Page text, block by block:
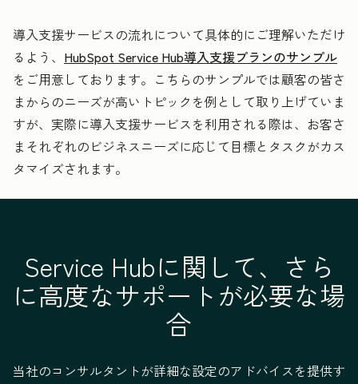
顧客が自分で問題
を解決できるナレ
ッジベースの構築
チケット発行の自
動化
プレイブックの作
—
導入支援サービスの流れについて具体的にご理解いただけ
るよう、 HubSpot Service Hub導入支援プランのサンプル
をご用意しております。こちらのサンプルでは顧客の皆さ
まからのニーズが高いトピックを例として取り上げていま
すが、実際に導入支援サービスを利用される際は、お客さ
まそれぞれのビジネスニーズに応じて目標とタスクがカス
タマイズされます。
Service Hubに関して、さら
に高度なサポートが必要な場
合
当社のコンサルタントが詳細な設定のアドバイスを提供す